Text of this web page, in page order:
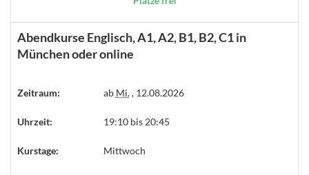
Abendkurse Englisch, A1, A2, B1, B2, C1 in
München oder online
Zeitraum: ab Mi., 12.08.2026
Uhrzeit: 19:10 bis 20:45
Kurstage: Mittwoch